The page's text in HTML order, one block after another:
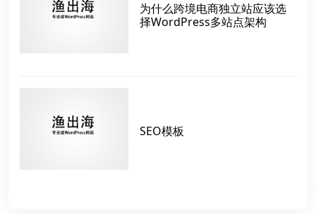
为什么跨境电商独立站应该选
择WordPress多站点架构
SEO模板